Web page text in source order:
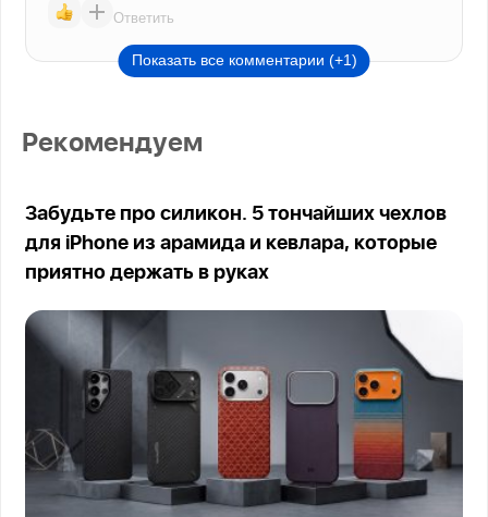
Ответить
Показать все комментарии (+1)
Рекомендуем
Забудьте про силикон. 5 тончайших чехлов
для iPhone из арамида и кевлара, которые
приятно держать в руках